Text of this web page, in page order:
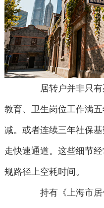
居转户并非只有
教育、卫生岗位工作满
减。或者连续三年社保
走快速通道。这些细节
规路径上空耗时间。
持有《上海市居